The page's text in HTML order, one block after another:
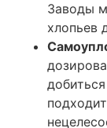
Заводы
хлопьев